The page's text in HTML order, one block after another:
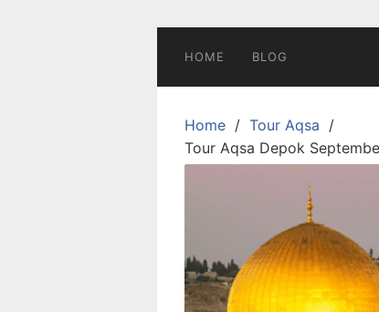
HOME BLOG
Home
Tour Aqsa
Tour Aqsa Depok